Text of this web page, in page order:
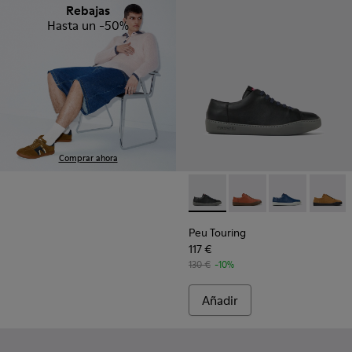
Rebajas
Hasta un -50%
Comprar ahora
Peu Touring - K100479-001
Peu Touring -Peu Touring -
Peu
Peu Touring
117 €
130 € -10%
Añadir